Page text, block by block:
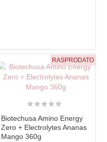
RASPRODATO
★ ★ ★ ★ ★
Biotechusa Amino Energy
Zero + Electrolytes Ananas
Mango 360g